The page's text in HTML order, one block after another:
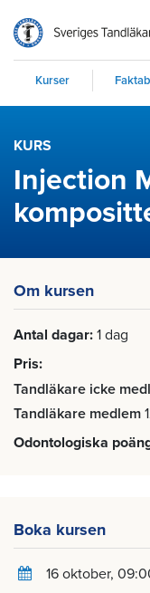
Kurser
KURS
Injection
Om kursen
Antal dagar 1 dag
Pris
Tandläkare icke
Tandläkare medlem
Odontologiska
Boka kursen
16 oktober,